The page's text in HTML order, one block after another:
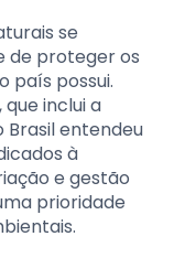
se
de proteger os
país possui.
inclui a
entendeu
à
e gestão
prioridade